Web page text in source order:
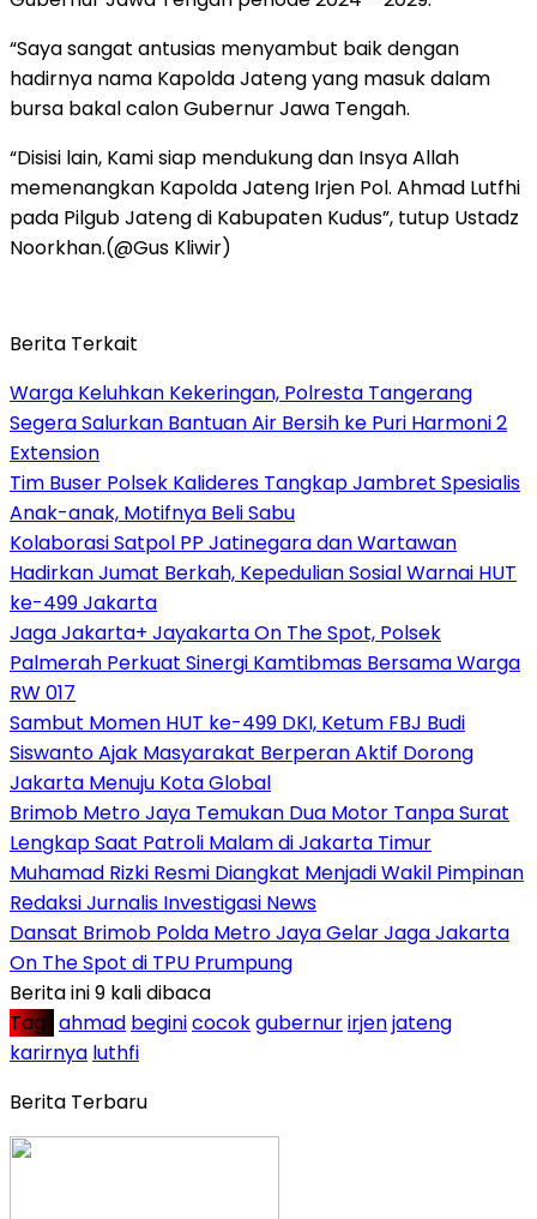
“Saya sangat antusias menyambut baik dengan
hadirnya nama Kapolda Jateng yang masuk dalam
bursa bakal calon Gubernur Jawa Tengah.
“Disisi lain, Kami siap mendukung dan Insya Allah
memenangkan Kapolda Jateng Irjen Pol. Ahmad Lutfhi
pada Pilgub Jateng di Kabupaten Kudus”, tutup Ustadz
Noorkhan.(@Gus Kliwir)
Berita Terkait
Warga Keluhkan Kekeringan, Polresta Tangerang
Segera Salurkan Bantuan Air Bersih ke Puri Harmoni 2
Extension
Tim Buser Polsek Kalideres Tangkap Jambret Spesialis
Anak-anak, Motifnya Beli Sabu
Kolaborasi Satpol PP Jatinegara dan Wartawan
Hadirkan Jumat Berkah, Kepedulian Sosial Warnai HUT
ke-499 Jakarta
Jaga Jakarta+ Jayakarta On The Spot, Polsek
Palmerah Perkuat Sinergi Kamtibmas Bersama Warga
RW 017
Sambut Momen HUT ke-499 DKI, Ketum FBJ Budi
Siswanto Ajak Masyarakat Berperan Aktif Dorong
Jakarta Menuju Kota Global
Brimob Metro Jaya Temukan Dua Motor Tanpa Surat
Lengkap Saat Patroli Malam di Jakarta Timur
Muhamad Rizki Resmi Diangkat Menjadi Wakil Pimpinan
Redaksi Jurnalis Investigasi News
Dansat Brimob Polda Metro Jaya Gelar Jaga Jakarta
On The Spot di TPU Prumpung
Berita ini 9 kali dibaca
Tag : ahmad beginicocokgubernurirjenjateng
karirnya luthfi
Berita Terbaru